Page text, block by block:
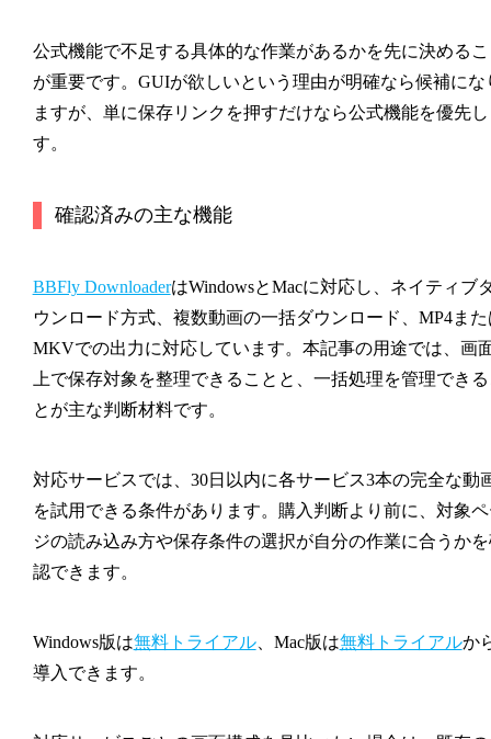
公式機能で不足する具体的な作業があるかを先に決める
が重要です。GUIが欲しいという理由が明確なら候補にな
ますが、単に保存リンクを押すだけなら公式機能を優先
す。
確認済みの主な機能
BBFly DownloaderはWindowsとMacに対応し、ネイティブ
ウンロード方式、複数動画の一括ダウンロード、MP4また
MKVでの出力に対応しています。本記事の用途では、画
上で保存対象を整理できることと、一括処理を管理でき
とが主な判断材料です。
対応サービスでは、30日以内に各サービス3本の完全な動
を試用できる条件があります。購入判断より前に、対象
ジの読み込み方や保存条件の選択が自分の作業に合うか
認できます。
Windows版は無料トライアル、Mac版は無料トライアルか
導入できます。